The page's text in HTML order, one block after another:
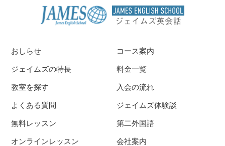
おしらせ
ジェイムズの特長
教室を探す
コース案内
料金一覧
入会の流れ
よくある質問
無料レッスン
オンラインレッスン
ジェイムズ体験談
第二外国語
会社案内